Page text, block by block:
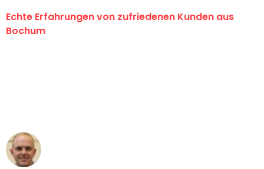
Echte Erfahrungen von zufriedenen Kunden aus
Bochum